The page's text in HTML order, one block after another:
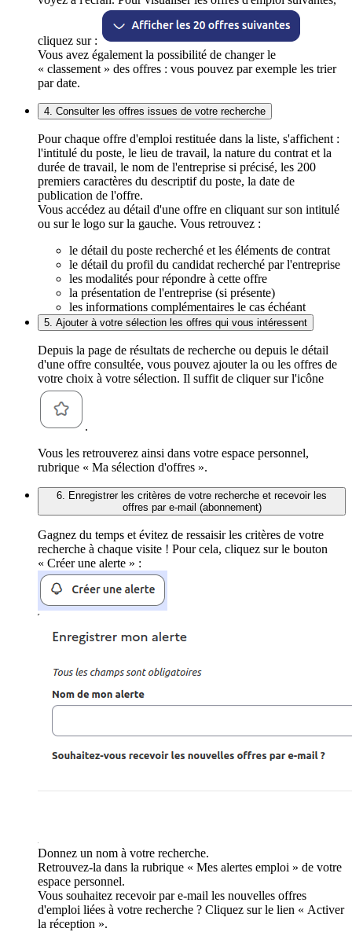
cliquez sur :
Vous avez également la possibilité de changer le
« classement » des offres : vous pouvez par exemple les trier
par date.
4. Consulter les offres issues de votre recherche
Pour chaque offre d'emploi restituée dans la liste, s'affichent :
l'intitulé du poste, le lieu de travail, la nature du contrat et la
durée de travail, le nom de l'entreprise si précisé, les 200
premiers caractères du descriptif du poste, la date de
publication de l'offre.
Vous accédez au détail d'une offre en cliquant sur son intitulé
ou sur le logo sur la gauche. Vous retrouvez :
le détail du poste recherché et les éléments de contrat
le détail du profil du candidat recherché par l'entreprise
les modalités pour répondre à cette offre
la présentation de l'entreprise (si présente)
les informations complémentaires le cas échéant
5. Ajouter à votre sélection les offres qui vous intéressent
Depuis la page de résultats de recherche ou depuis le détail
d'une offre consultée, vous pouvez ajouter la ou les offres de
votre choix à votre sélection. Il suffit de cliquer sur l'icône
.
Vous les retrouverez ainsi dans votre espace personnel,
rubrique « Ma sélection d'offres ».
6. Enregistrer les critères de votre recherche et recevoir les
offres par e-mail (abonnement)
Gagnez du temps et évitez de ressaisir les critères de votre
recherche à chaque visite ! Pour cela, cliquez sur le bouton
« Créer une alerte » :
Donnez un nom à votre recherche.
Retrouvez-la dans la rubrique « Mes alertes emploi » de votre
espace personnel.
Vous souhaitez recevoir par e-mail les nouvelles offres
d'emploi liées à votre recherche ? Cliquez sur le lien « Activer
la réception ».